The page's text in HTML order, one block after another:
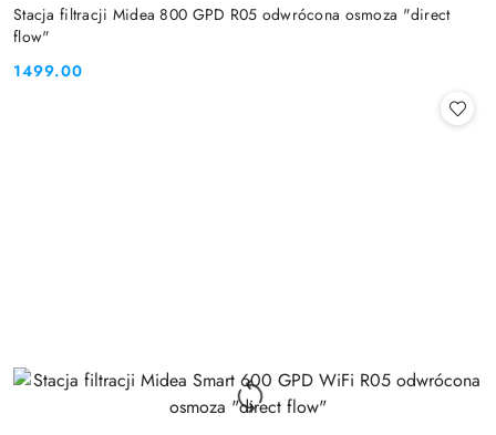
Stacja filtracji Midea 800 GPD R05 odwrócona osmoza "direct
flow"
Cena:
1499.00